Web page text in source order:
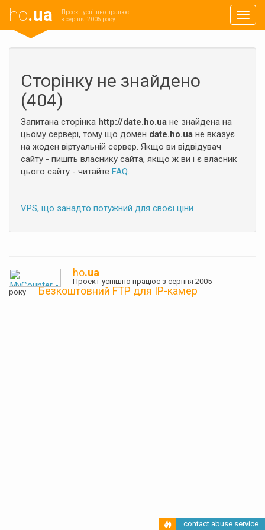
ho.ua
Проект успішно працює
з серпня 2005 року
Сторінку не знайдено
(404)
Запитана сторінка http://date.ho.ua не знайдена на
цьому сервері, тому що домен date.ho.ua не вказує
на жоден віртуальній сервер. Якщо ви відвідувач
сайту - пишіть власнику сайта, якщо ж ви і є власник
цього сайту - читайте FAQ.
VPS, що занадто потужний для своєї ціни
ho.ua
Проект успішно працює з серпня 2005
року Безкоштовний FTP для IP-камер
contact abuse service